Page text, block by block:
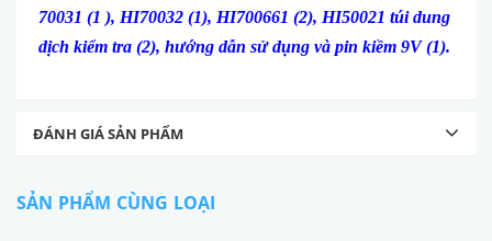
70031 (1 ), HI70032 (1), HI700661 (2), HI50021 túi dung
dịch kiểm tra (2), hướng dẫn sử dụng và pin kiềm 9V (1).
ĐÁNH GIÁ SẢN PHẨM
SẢN PHẨM CÙNG LOẠI